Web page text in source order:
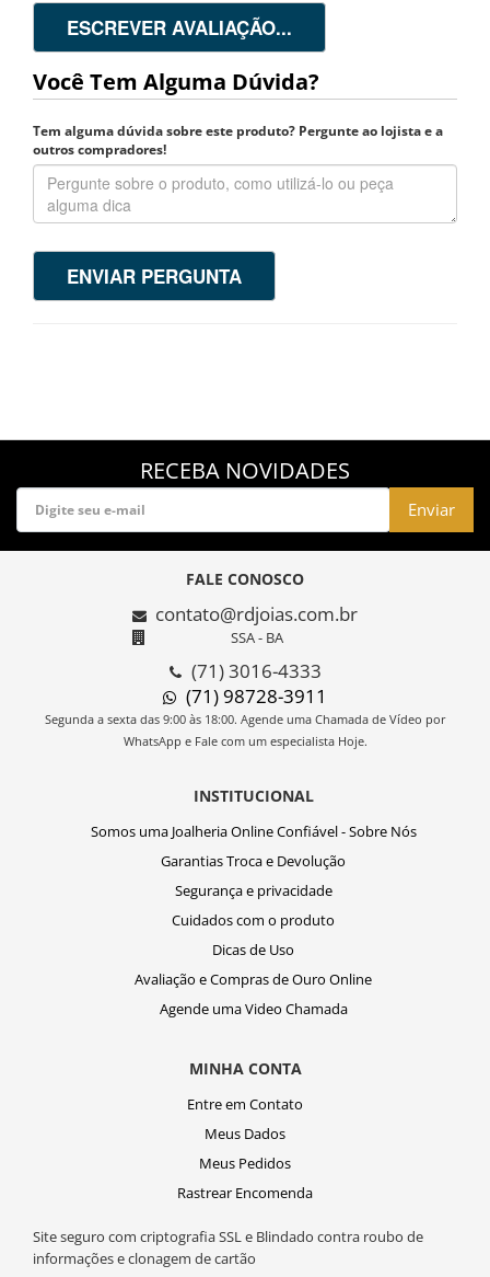
ESCREVER AVALIAÇÃO...
Você Tem Alguma Dúvida?
Tem alguma dúvida sobre este produto? Pergunte ao lojista e a
outros compradores!
ENVIAR PERGUNTA
RECEBA NOVIDADES
Enviar
INSTITUCIONAL
Somos uma Joalheria Online Confiável - Sobre Nós
Garantias Troca e Devolução
Segurança e privacidade
Cuidados com o produto
Dicas de Uso
Avaliação e Compras de Ouro Online
Agende uma Video Chamada
MINHA CONTA
Entre em Contato
Meus Dados
Meus Pedidos
Rastrear Encomenda
FALE CONOSCO
contato@rdjoias.com.br
SSA - BA
(71) 3016-4333
(71) 98728-3911
Segunda a sexta das 9:00 às 18:00. Agende uma Chamada de Vídeo por
WhatsApp e Fale com um especialista Hoje.
Site seguro com criptografia SSL e Blindado contra roubo de
informações e clonagem de cartão